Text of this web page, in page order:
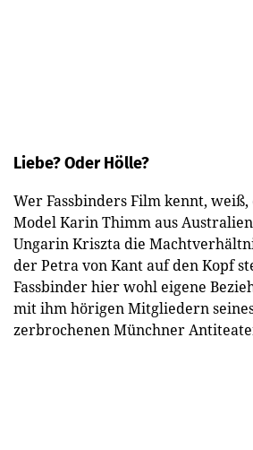
Liebe? Oder Hölle?
Wer Fassbinders Film kennt, weiß,
Model Karin Thimm aus
Ungarin Kriszta die
der Petra von Kant auf den Kopf
Fassbinder hier wohl eigene
mit ihm hörigen Mitgliedern
zerbrochenen Münchner